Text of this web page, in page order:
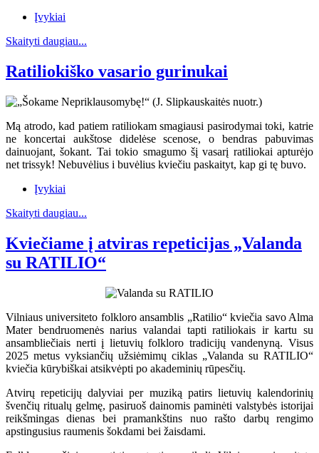
Įvykiai
Skaityti daugiau...
Ratiliokiško vasario gurinukai
Mą atrodo, kad patiem ratiliokam smagiausi pasirodymai toki, katrie
ne koncertai aukštose didelėse scenose, o bendras pabuvimas
dainuojant, šokant. Tai tokio smagumo šį vasarį ratiliokai apturėjo
net trissyk! Nebuvėlius i buvėlius kviečiu paskaityt, kap gi tę buvo.
Įvykiai
Skaityti daugiau...
Kviečiame į atviras repeticijas „Valanda
su RATILIO“
Vilniaus universiteto folkloro ansamblis „Ratilio“ kviečia savo Alma
Mater bendruomenės narius valandai tapti ratiliokais ir kartu su
ansambliečiais nerti į lietuvių folkloro tradicijų vandenyną. Visus
2025 metus vyksiančių užsiėmimų ciklas „Valanda su RATILIO“
kviečia kūrybiškai atsikvėpti po akademinių rūpesčių.
Atvirų repeticijų dalyviai per muziką patirs lietuvių kalendorinių
švenčių ritualų gelmę, pasiruoš dainomis paminėti valstybės istorijai
reikšmingas dienas bei pramankštins nuo rašto darbų rengimo
apstingusius raumenis šokdami bei žaisdami.